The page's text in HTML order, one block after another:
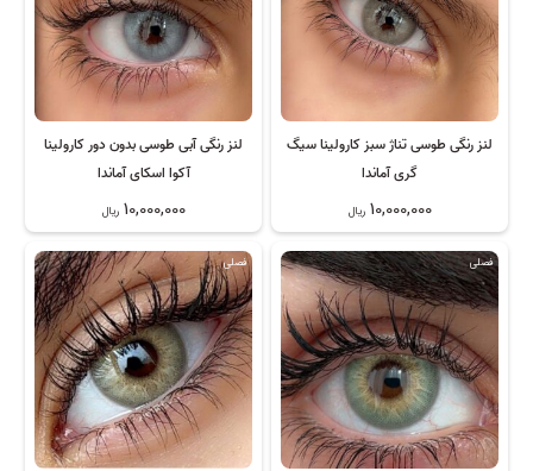
لنز رنگی طوسی تناژ سبز کارولینا سیگ
گری آماندا
10,000,000 ریال
لنز رنگی آبی طوسی بدون دور کارولینا
آکوا اسکای آماندا
10,000,000 ریال
فصلی فصلی